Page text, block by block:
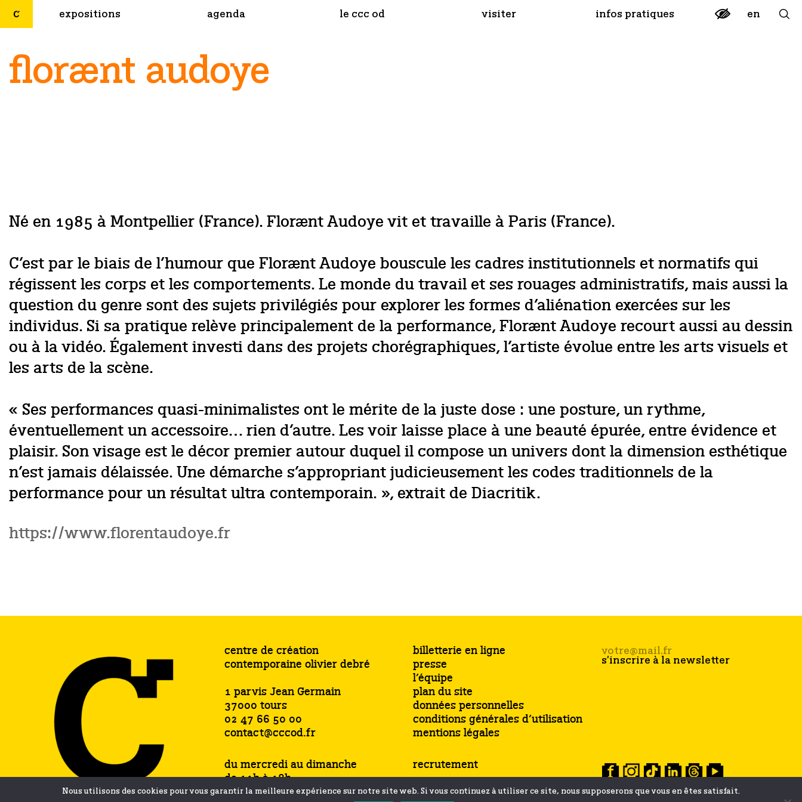
en
expositions agenda le ccc od visiter infos pratiques
florænt audoye
Né en 1985 à Montpellier (France). Florænt Audoye vit et travaille à Paris (France).
C’est par le biais de l’humour que Florænt Audoye bouscule les cadres institutionnels et normatifs qui
régissent les corps et les comportements. Le monde du travail et ses rouages administratifs, mais aussi la
question du genre sont des sujets privilégiés pour explorer les formes d’aliénation exercées sur les
individus. Si sa pratique relève principalement de la performance, Florænt Audoye recourt aussi au dessin
ou à la vidéo. Également investi dans des projets chorégraphiques, l’artiste évolue entre les arts visuels et
les arts de la scène.
« Ses performances quasi-minimalistes ont le mérite de la juste dose : une posture, un rythme,
éventuellement un accessoire… rien d’autre. Les voir laisse place à une beauté épurée, entre évidence et
plaisir. Son visage est le décor premier autour duquel il compose un univers dont la dimension esthétique
n’est jamais délaissée. Une démarche s’appropriant judicieusement les codes traditionnels de la
performance pour un résultat ultra contemporain. », extrait de Diacritik.
https://www.florentaudoye.fr
centre de création
contemporaine olivier debré
1 parvis Jean Germain
37000 tours
02 47 66 50 00
contact@cccod.fr
du mercredi au dimanche
de 11h à 18h
samedi jusqu’à 19h
billetterie en ligne
presse
l’équipe
plan du site
données personnelles
conditions générales d’utilisation
mentions légales
recrutement
Nous utilisons des cookies pour vous garantir la meilleure expérience sur notre site web. Si vous continuez à utiliser ce site, nous supposerons que vous en êtes satisfait.